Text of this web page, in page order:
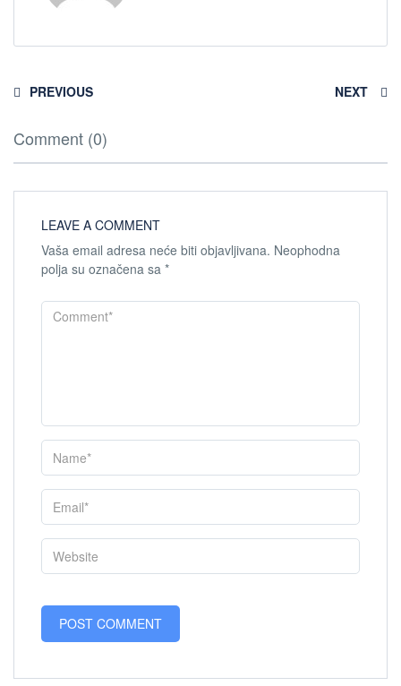
PREVIOUS NEXT
Comment (0)
LEAVE A COMMENT
Vaša email adresa neće biti objavljivana. Neophodna
polja su označena sa *